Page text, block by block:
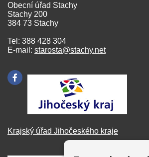
Obecní úřad Stachy
Stachy 200
384 73 Stachy
Tel: 388 428 304
E-mail: starosta@stachy.net
Krajský úřad Jihočeského kraje